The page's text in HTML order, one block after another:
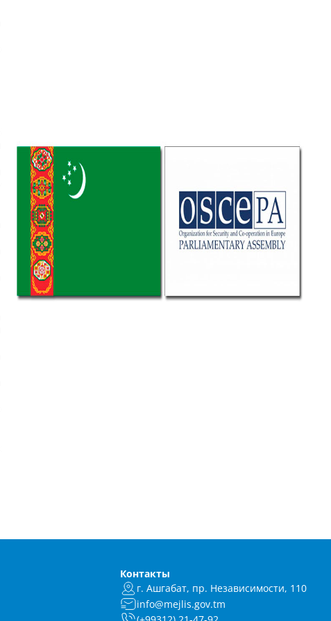
Контакты
г. Ашгабат, пр. Независимости, 110
info@mejlis.gov.tm